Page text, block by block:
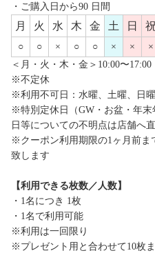
・ご購入日から90 日間
月 火 水 木 金 土 日
○ ○ × ○ ○ × × ×
＜月・火・木・金＞10:00〜17:00
※不定休
※利用不可日：水曜、土曜、日
※特別定休日（GW・お盆・年
日等についての不明点は店舗へ
※クーポン利用期限の1ヶ月前ま
致します
【利用できる枚数／人数】
・1名につき 1枚
・1名で利用可能
※利用は一回限り
※プレゼント用と合わせて10枚